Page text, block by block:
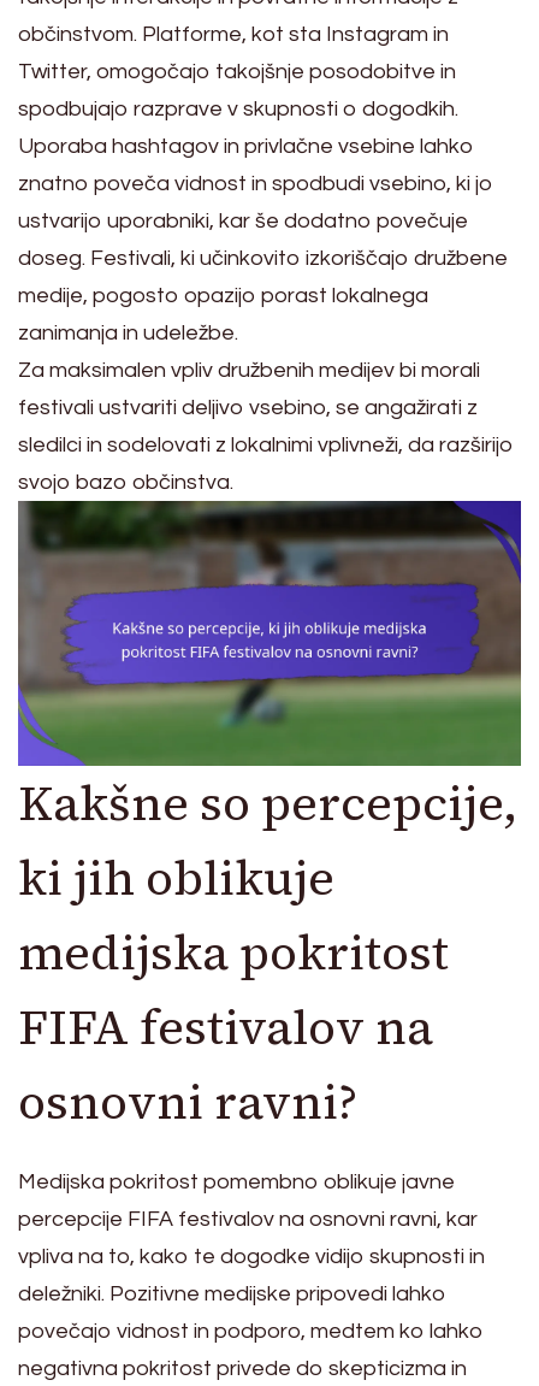
občinstvom. Platforme, kot sta Instagram in
Twitter, omogočajo takojšnje posodobitve in
spodbujajo razprave v skupnosti o dogodkih.
Uporaba hashtagov in privlačne vsebine lahko
znatno poveča vidnost in spodbudi vsebino, ki jo
ustvarijo uporabniki, kar še dodatno povečuje
doseg. Festivali, ki učinkovito izkoriščajo družbene
medije, pogosto opazijo porast lokalnega
zanimanja in udeležbe.
Za maksimalen vpliv družbenih medijev bi morali
festivali ustvariti deljivo vsebino, se angažirati z
sledilci in sodelovati z lokalnimi vplivneži, da razširijo
svojo bazo občinstva.
Kakšne so percepcije,
ki jih oblikuje
medijska pokritost
FIFA festivalov na
osnovni ravni?
Medijska pokritost pomembno oblikuje javne
percepcije FIFA festivalov na osnovni ravni, kar
vpliva na to, kako te dogodke vidijo skupnosti in
deležniki. Pozitivne medijske pripovedi lahko
povečajo vidnost in podporo, medtem ko lahko
negativna pokritost privede do skepticizma in